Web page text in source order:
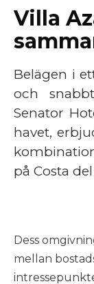
Villa
Belägen i
och
Senator
havet,
på Costa del
Dess
mellan